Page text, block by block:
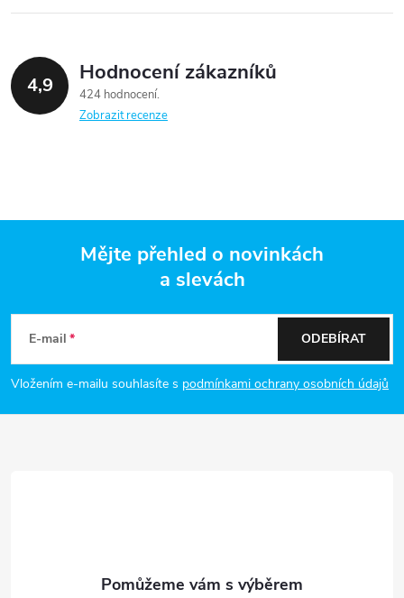
4,9 Hodnocení zákazníků
424 hodnocení
Zobrazit recenze
p
a
Mějte přehled o novinkách
a slevách
E-mail
Vložením e-mailu souhlasíte s podmínkami ochrany osobních údajů
ODEBÍRAT